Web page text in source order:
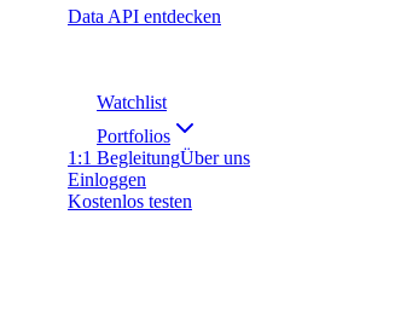
Data API entdecken
Watchlist
Portfolios
1:1 BegleitungÜber uns
Einloggen
Kostenlos testen